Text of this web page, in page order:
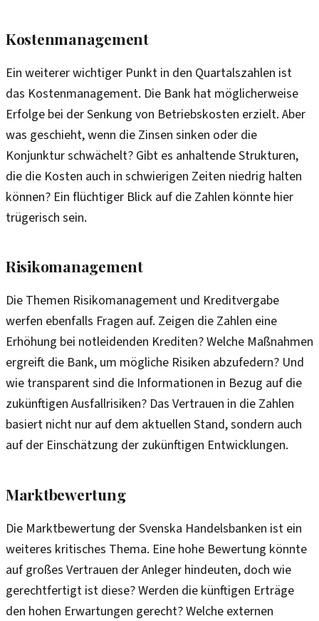
Kostenmanagement
Ein weiterer wichtiger Punkt in den Quartalszahlen ist
das Kostenmanagement. Die Bank hat möglicherweise
Erfolge bei der Senkung von Betriebskosten erzielt. Aber
was geschieht, wenn die Zinsen sinken oder die
Konjunktur schwächelt? Gibt es anhaltende Strukturen,
die die Kosten auch in schwierigen Zeiten niedrig halten
können? Ein flüchtiger Blick auf die Zahlen könnte hier
trügerisch sein.
Risikomanagement
Die Themen Risikomanagement und Kreditvergabe
werfen ebenfalls Fragen auf. Zeigen die Zahlen eine
Erhöhung bei notleidenden Krediten? Welche Maßnahmen
ergreift die Bank, um mögliche Risiken abzufedern? Und
wie transparent sind die Informationen in Bezug auf die
zukünftigen Ausfallrisiken? Das Vertrauen in die Zahlen
basiert nicht nur auf dem aktuellen Stand, sondern auch
auf der Einschätzung der zukünftigen Entwicklungen.
Marktbewertung
Die Marktbewertung der Svenska Handelsbanken ist ein
weiteres kritisches Thema. Eine hohe Bewertung könnte
auf großes Vertrauen der Anleger hindeuten, doch wie
gerechtfertigt ist diese? Werden die künftigen Erträge
den hohen Erwartungen gerecht? Welche externen